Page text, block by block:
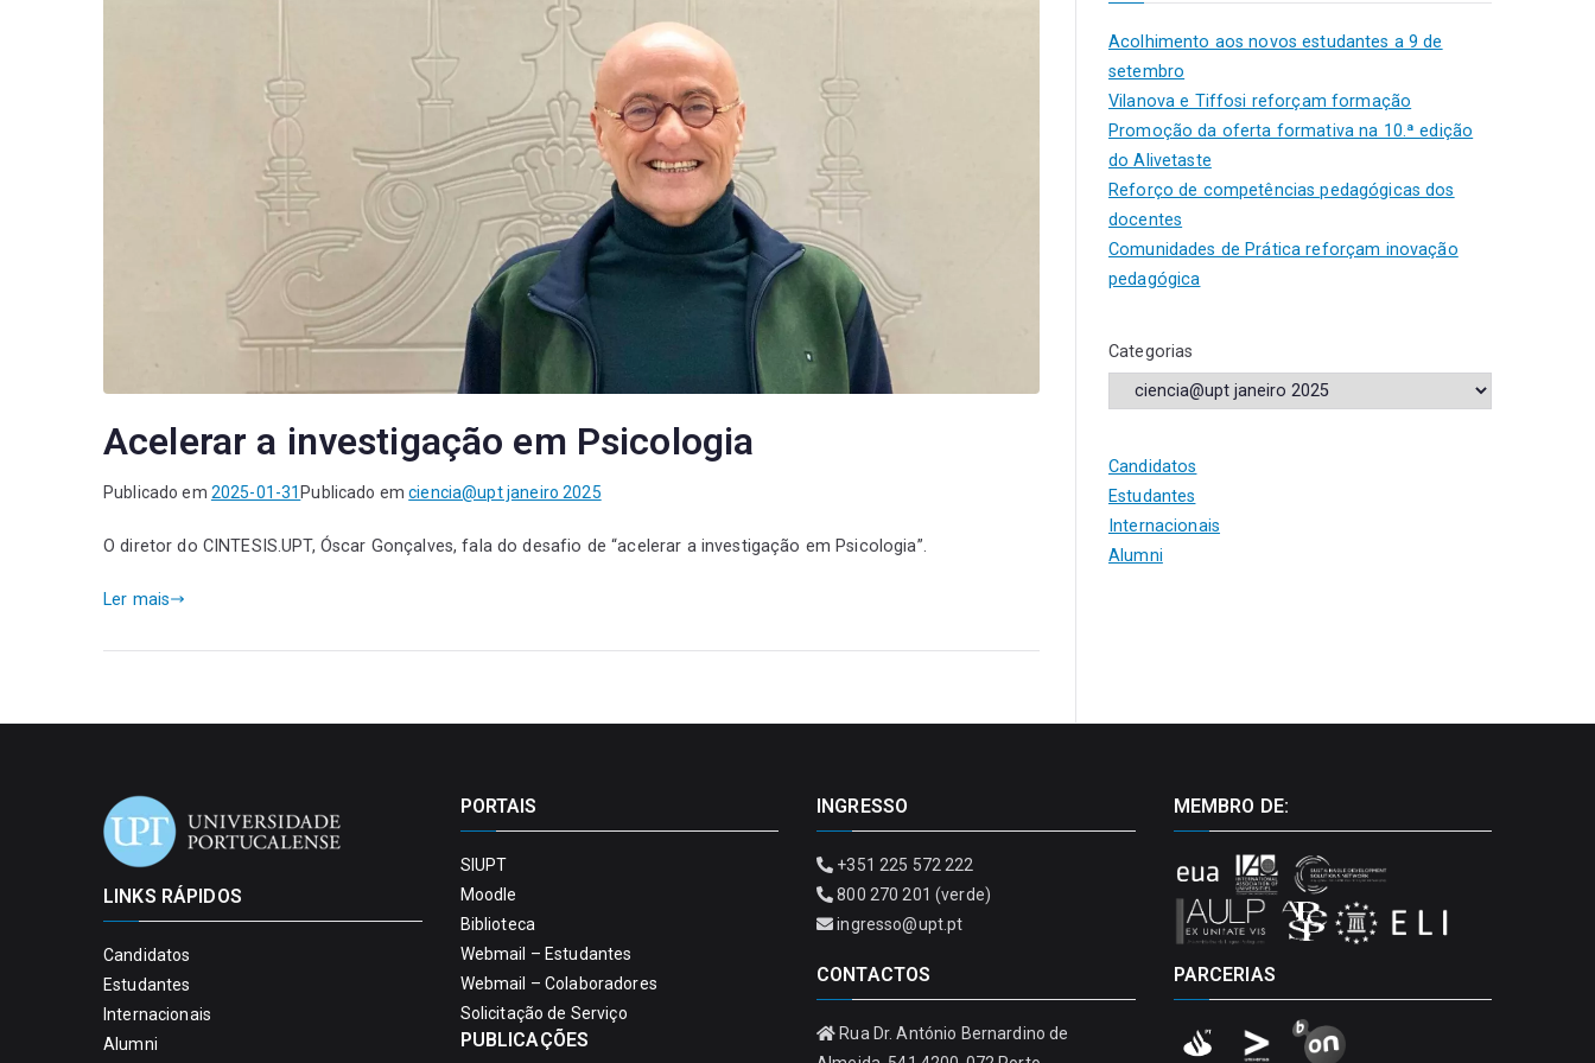
Acelerar a investigação em Psicologia
Publicado em 2025-01-31Publicado emciencia@upt janeiro 2025
O diretor do CINTESIS.UPT, Óscar Gonçalves, fala do desafio de “acelerar a investigação em Psicologia”.
Ler mais
Acolhimento aos novos estudantes a 9 de
setembro
Vilanova e Tiffosi reforçam formação
Promoção da oferta formativa na 10.ª edição
do Alivetaste
Reforço de competências pedagógicas dos
docentes
Comunidades de Prática reforçam inovação
pedagógica
Categorias
Candidatos
Estudantes
Internacionais
Alumni
LINKS RÁPIDOS
Candidatos
Estudantes
Internacionais
Alumni
PORTAIS
SIUPT
Moodle
Biblioteca
Webmail – Estudantes
Webmail – Colaboradores
Solicitação de Serviço
PUBLICAÇÕES
INGRESSO
+351 225 572 222
800 270 201 (verde)
ingresso@upt.pt
CONTACTOS
Rua Dr. António Bernardino de
MEMBRO DE:
PARCERIAS